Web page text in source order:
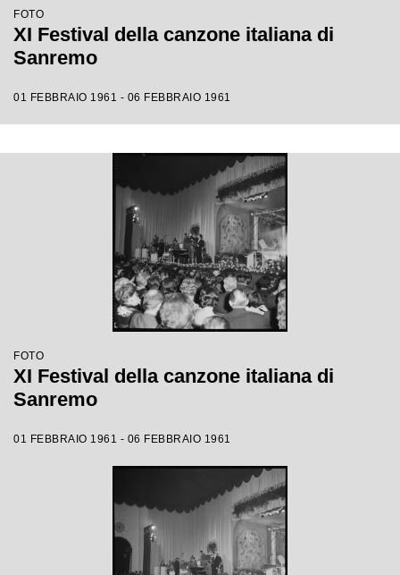
FOTO
XI Festival della canzone italiana di
Sanremo
01 FEBBRAIO 1961 - 06 FEBBRAIO 1961
FOTO
XI Festival della canzone italiana di
Sanremo
01 FEBBRAIO 1961 - 06 FEBBRAIO 1961